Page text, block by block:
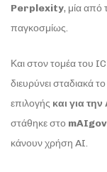
Perplexity, μία από
παγκοσμίως.
Και στον τομέα του
διευρύνει σταδιακά
επιλογής και για
στάθηκε στο mAIgov
κάνουν χρήση AI.